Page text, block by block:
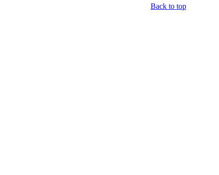
Back to top